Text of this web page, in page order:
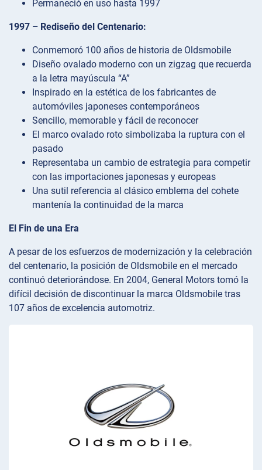
Permaneció en uso hasta 1997
1997 – Rediseño del Centenario:
Conmemoró 100 años de historia de Oldsmobile
Diseño ovalado moderno con un zigzag que recuerda
a la letra mayúscula “A”
Inspirado en la estética de los fabricantes de
automóviles japoneses contemporáneos
Sencillo, memorable y fácil de reconocer
El marco ovalado roto simbolizaba la ruptura con el
pasado
Representaba un cambio de estrategia para competir
con las importaciones japonesas y europeas
Una sutil referencia al clásico emblema del cohete
mantenía la continuidad de la marca
El Fin de una Era
A pesar de los esfuerzos de modernización y la celebración
del centenario, la posición de Oldsmobile en el mercado
continuó deteriorándose. En 2004, General Motors tomó la
difícil decisión de discontinuar la marca Oldsmobile tras
107 años de excelencia automotriz.